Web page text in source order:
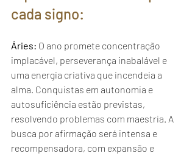
cada signo:
Áries: O ano promete concentração
implacável, perseverança inabalável e
uma energia criativa que incendeia a
alma. Conquistas em autonomia e
autosuficiência estão previstas,
resolvendo problemas com maestria. A
busca por afirmação será intensa e
recompensadora, com expansão e